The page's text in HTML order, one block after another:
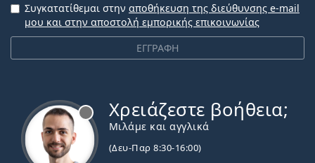
ΕΓΓΡΑΦΗ
Συγκατατίθεμαι στην αποθήκευση της διεύθυνσης e-mail
μου και στην αποστολή εμπορικής επικοινωνίας
Χρειάζεστε βοήθεια;
Μιλάμε και αγγλικά
(Δευ-Παρ 8:30-16:00)